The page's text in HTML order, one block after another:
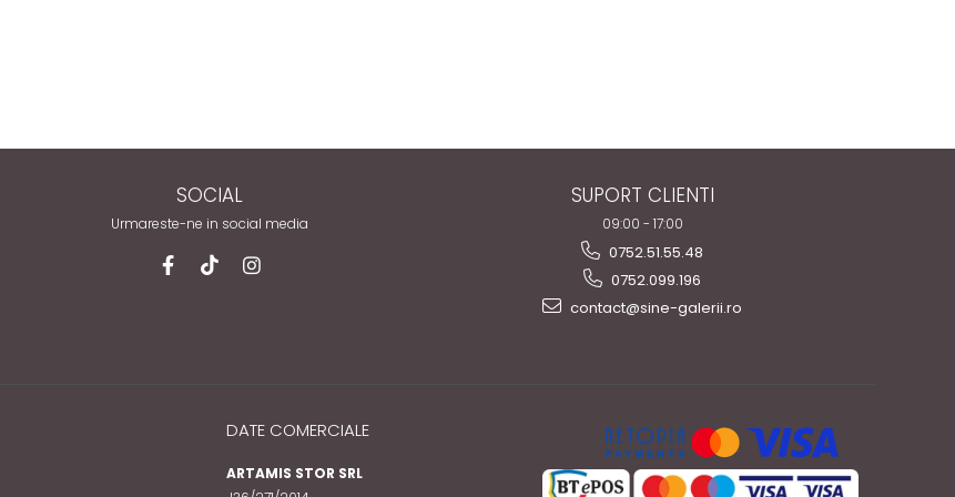
SOCIAL
Urmareste-ne in social media
SUPORT CLIENTI
09:00 - 17:00
0752.51.55.48
0752.099.196
contact@sine-galerii.ro
DATE COMERCIALE
ARTAMIS STOR SRL